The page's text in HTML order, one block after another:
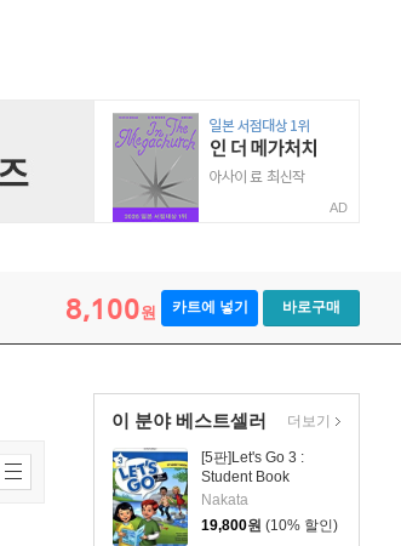
AD
8,100원 카트에 넣기 바로구매
이 분야 베스트셀러
[5판]Let's Go 3 :
Student Book
Nakata
19,800원 (10% 할인)
더보기